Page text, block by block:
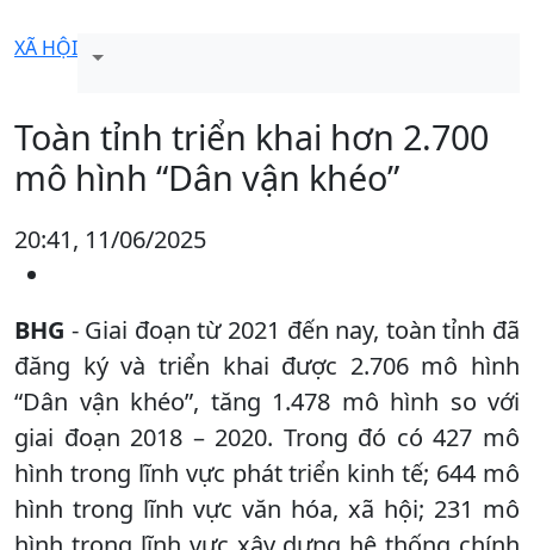
XÃ HỘI
Toàn tỉnh triển khai hơn 2.700
mô hình “Dân vận khéo”
20:41, 11/06/2025
BHG - Giai đoạn từ 2021 đến nay, toàn tỉnh đã
đăng ký và triển khai được 2.706 mô hình
“Dân vận khéo”, tăng 1.478 mô hình so với
giai đoạn 2018 – 2020. Trong đó có 427 mô
hình trong lĩnh vực phát triển kinh tế; 644 mô
hình trong lĩnh vực văn hóa, xã hội; 231 mô